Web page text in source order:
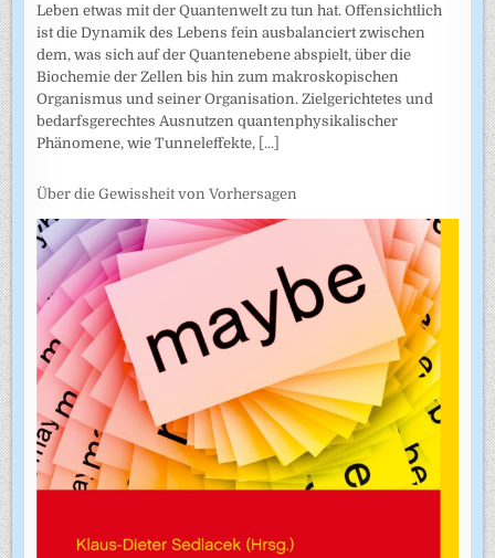
Leben etwas mit der Quantenwelt zu tun hat. Offensichtlich
ist die Dynamik des Lebens fein ausbalanciert zwischen
dem, was sich auf der Quantenebene abspielt, über die
Biochemie der Zellen bis hin zum makroskopischen
Organismus und seiner Organisation. Zielgerichtetes und
bedarfsgerechtes Ausnutzen quantenphysikalischer
Phänomene, wie Tunneleffekte, [...]
Über die Gewissheit von Vorhersagen